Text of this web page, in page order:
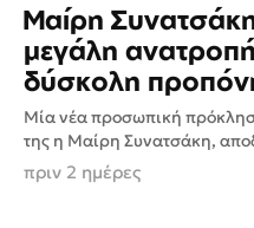
Μαίρη
μεγάλη ανατροπή
δύσκολη
Μία νέα προσωπική
της η Μαίρη Συνατσάκη,
αποτελεί εμπόδιο όταν
πριν 2 ημέρες